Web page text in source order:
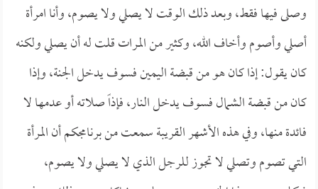
وصلى فيها فقط، وبعد ذلك الوقت لا يصلي ولا يصوم، وأنا امرأة
أصلي وأصوم وأخاف الله، وكثير من المرات قلت له أن يصلي ولكنه
كان يقول: إذا كان هو من قبضة اليمين فسوف يدخل الجنة، وإذا
كان من قبضة الشمال فسوف يدخل النار، فإذاً صلاته أو عدمها لا
فائدة منها، وفي هذه الأشهر القريبة سمعت من برنامجكم أن المرأة
التي تصوم وتصلي لا تجوز للرجل الذي لا يصلي ولا يصوم،